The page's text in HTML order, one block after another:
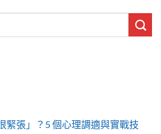
緊張」？5 個心理調適與實戰技